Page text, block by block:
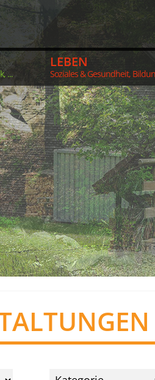
...
LEBEN
Soziales & Gesundheit,